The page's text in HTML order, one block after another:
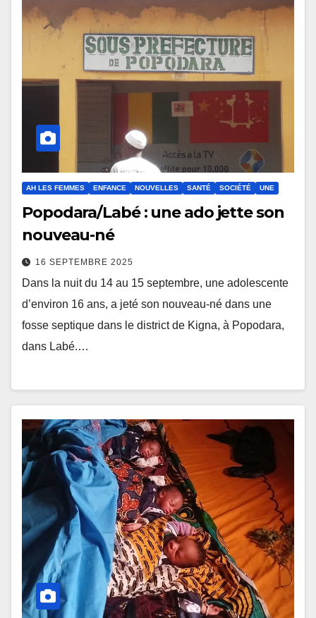
AH LES FEMMES ENFANCE NOUVELLES SANTÉ SOCIÉTÉ UNE
Popodara/Labé : une ado jette son
nouveau-né
16 SEPTEMBRE 2025
Dans la nuit du 14 au 15 septembre, une adolescente
d’environ 16 ans, a jeté son nouveau-né dans une
fosse septique dans le district de Kigna, à Popodara,
dans Labé.…